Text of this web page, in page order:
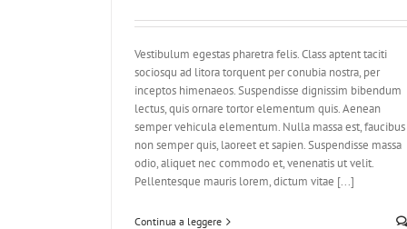
Vestibulum egestas pharetra felis. Class aptent taciti
sociosqu ad litora torquent per conubia nostra, per
inceptos himenaeos. Suspendisse dignissim bibendum
lectus, quis ornare tortor elementum quis. Aenean
semper vehicula elementum. Nulla massa est, faucibus
non semper quis, laoreet et sapien. Suspendisse massa
odio, aliquet nec commodo et, venenatis ut velit.
Pellentesque mauris lorem, dictum vitae [...]
Continua a leggere